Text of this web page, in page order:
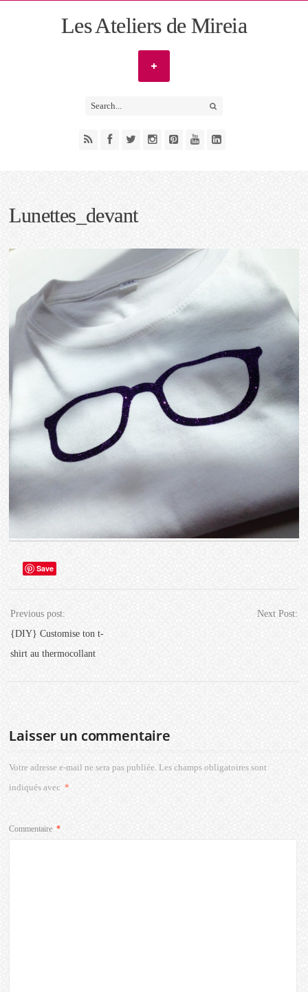
Les Ateliers de Mireia
Lunettes_devant
Save
Previous post:
{DIY} Customise ton t-
shirt au thermocollant
Next Post:
Laisser un commentaire
Votre adresse e-mail ne sera pas publiée. Les champs obligatoires sont
indiqués avec *
Commentaire *